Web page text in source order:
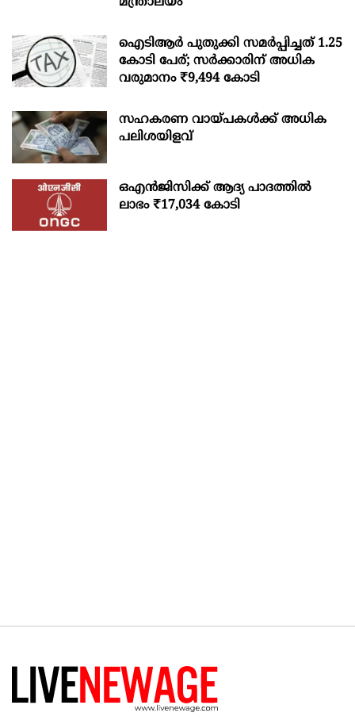
ഐടിആര്‍ പുതുക്കി സമർപ്പിച്ചത് 1.25
കോടി പേര്; സർക്കാരിന് അധിക
വരുമാനം ₹9,494 കോടി
സഹകരണ വായ്പകള്‍ക്ക് അധിക
പലിശയിളവ്
ഒഎന്‍ജിസിക്ക് ആദ്യ പാദത്തില്‍
ലാഭം ₹17,034 കോടി